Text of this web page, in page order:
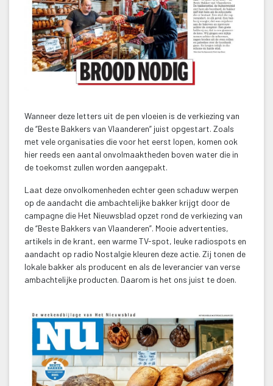
Wanneer deze letters uit de pen vloeien is de verkiezing van
de “Beste Bakkers van Vlaanderen” juist opgestart. Zoals
met vele organisaties die voor het eerst lopen, komen ook
hier reeds een aantal onvolmaaktheden boven water die in
de toekomst zullen worden aangepakt.
Laat deze onvolkomenheden echter geen schaduw werpen
op de aandacht die ambachtelijke bakker krijgt door de
campagne die Het Nieuwsblad opzet rond de verkiezing van
de “Beste Bakkers van Vlaanderen”. Mooie advertenties,
artikels in de krant, een warme TV-spot, leuke radiospots en
aandacht op radio Nostalgie kleuren deze actie. Zij tonen de
lokale bakker als producent en als de leverancier van verse
ambachtelijke producten. Daarom is het ons juist te doen.